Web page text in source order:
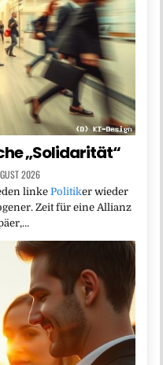
„Solidarität“
2026
linke Politiker wieder
Zeit für eine Allianz